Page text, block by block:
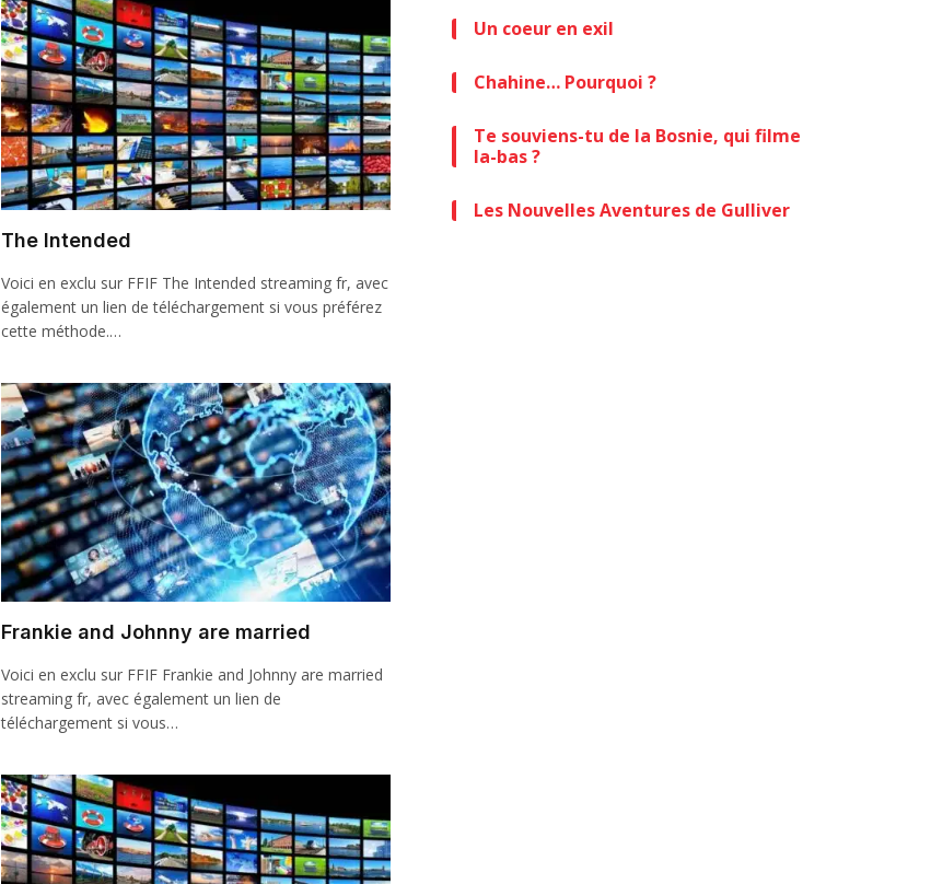
The Intended
Voici en exclu sur FFIF The Intended streaming fr, avec
également un lien de téléchargement si vous préférez
cette méthode.…
Frankie and Johnny are married
Voici en exclu sur FFIF Frankie and Johnny are married
streaming fr, avec également un lien de
téléchargement si vous…
Un coeur en exil
Chahine… Pourquoi ?
Te souviens-tu de la Bosnie, qui filme
la-bas ?
Les Nouvelles Aventures de Gulliver